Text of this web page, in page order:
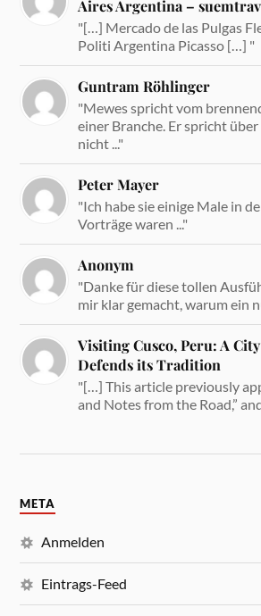
Aires Argentina –
"[…] Mercado de las Pulgas
Politi Argentina Picasso […] "
Guntram Röhlinger
"Mewes spricht vom
einer Branche. Er spricht
nicht ..."
Peter Mayer
"Ich habe sie einige Male in
Vorträge waren ..."
Anonym
"Danke für diese tollen
mir klar gemacht, warum ein
Visiting Cusco, Peru: A
Defends its Tradition
"[…] This article previously
and Notes from the Road,”
META
Anmelden
Eintrags-Feed